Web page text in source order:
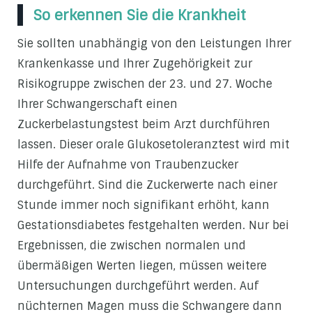
So erkennen Sie die Krankheit
Sie sollten unabhängig von den Leistungen Ihrer
Krankenkasse und Ihrer Zugehörigkeit zur
Risikogruppe zwischen der 23. und 27. Woche
Ihrer Schwangerschaft einen
Zuckerbelastungstest beim Arzt durchführen
lassen. Dieser orale Glukosetoleranztest wird mit
Hilfe der Aufnahme von Traubenzucker
durchgeführt. Sind die Zuckerwerte nach einer
Stunde immer noch signifikant erhöht, kann
Gestationsdiabetes festgehalten werden. Nur bei
Ergebnissen, die zwischen normalen und
übermäßigen Werten liegen, müssen weitere
Untersuchungen durchgeführt werden. Auf
nüchternen Magen muss die Schwangere dann